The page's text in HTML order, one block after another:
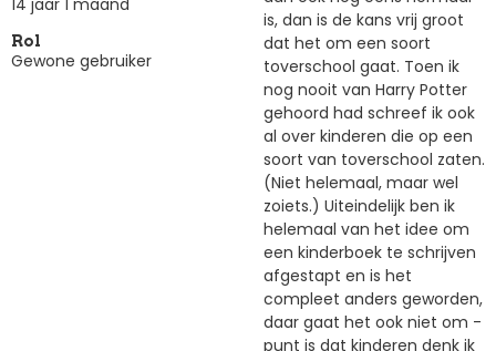
14 jaar 1 maand
Rol
Gewone gebruiker
is, dan is de kans vrij groot
dat het om een soort
toverschool gaat. Toen ik
nog nooit van Harry Potter
gehoord had schreef ik ook
al over kinderen die op een
soort van toverschool zaten.
(Niet helemaal, maar wel
zoiets.) Uiteindelijk ben ik
helemaal van het idee om
een kinderboek te schrijven
afgestapt en is het
compleet anders geworden,
daar gaat het ook niet om -
punt is dat kinderen denk ik